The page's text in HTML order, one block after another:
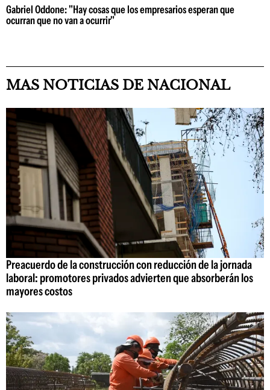
Gabriel Oddone: "Hay cosas que los empresarios esperan que
ocurran que no van a ocurrir"
MAS NOTICIAS DE NACIONAL
Preacuerdo de la construcción con reducción de la jornada
laboral: promotores privados advierten que absorberán los
mayores costos